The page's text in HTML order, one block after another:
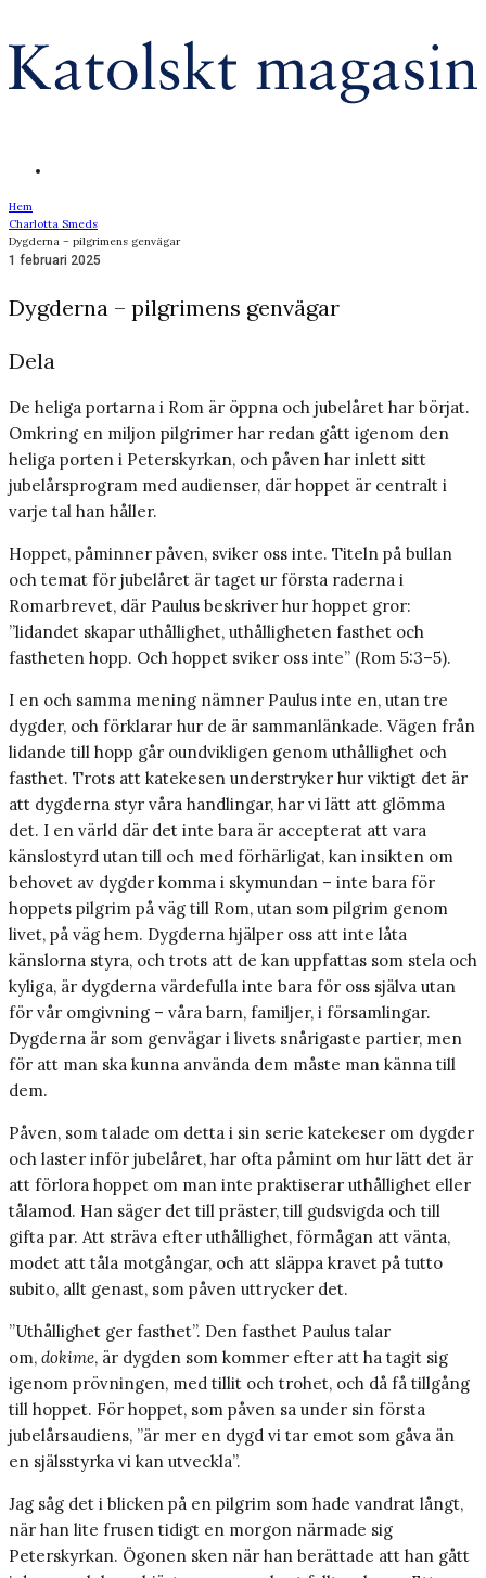
Hem
Charlotta Smeds
Dygderna – pilgrimens genvägar
1 februari 2025
Dygderna – pilgrimens genvägar
Dela
De heliga portarna i Rom är öppna och jubelåret har börjat.
Omkring en miljon pilgrimer har redan gått igenom den
heliga porten i Peterskyrkan, och påven har inlett sitt
jubelårsprogram med audienser, där hoppet är centralt i
varje tal han håller.
Hoppet, påminner påven, sviker oss inte. Titeln på bullan
och temat för jubelåret är taget ur första raderna i
Romarbrevet, där Paulus beskriver hur hoppet gror:
”lidandet skapar uthållighet, uthålligheten fasthet och
fastheten hopp. Och hoppet sviker oss inte” (Rom 5:3–5).
I en och samma mening nämner Paulus inte en, utan tre
dygder, och förklarar hur de är sammanlänkade. Vägen från
lidande till hopp går oundvikligen genom uthållighet och
fasthet. Trots att katekesen understryker hur viktigt det är
att dygderna styr våra handlingar, har vi lätt att glömma
det. I en värld där det inte bara är accepterat att vara
känslostyrd utan till och med förhärligat, kan insikten om
behovet av dygder komma i skymundan – inte bara för
hoppets pilgrim på väg till Rom, utan som pilgrim genom
livet, på väg hem. Dygderna hjälper oss att inte låta
känslorna styra, och trots att de kan uppfattas som stela och
kyliga, är dygderna värdefulla inte bara för oss själva utan
för vår omgivning – våra barn, familjer, i församlingar.
Dygderna är som genvägar i livets snårigaste partier, men
för att man ska kunna använda dem måste man känna till
dem.
Påven, som talade om detta i sin serie katekeser om dygder
och laster inför jubelåret, har ofta påmint om hur lätt det är
att förlora hoppet om man inte praktiserar uthållighet eller
tålamod. Han säger det till präster, till gudsvigda och till
gifta par. Att sträva efter uthållighet, förmågan att vänta,
modet att tåla motgångar, och att släppa kravet på tutto
subito, allt genast, som påven uttrycker det.
”Uthållighet ger fasthet”. Den fasthet Paulus talar
om, dokime, är dygden som kommer efter att ha tagit sig
igenom prövningen, med tillit och trohet, och då få tillgång
till hoppet. För hoppet, som påven sa under sin första
jubelårsaudiens, ”är mer en dygd vi tar emot som gåva än
en själsstyrka vi kan utveckla”.
Jag såg det i blicken på en pilgrim som hade vandrat långt,
när han lite frusen tidigt en morgon närmade sig
Peterskyrkan. Ögonen sken när han berättade att han gått